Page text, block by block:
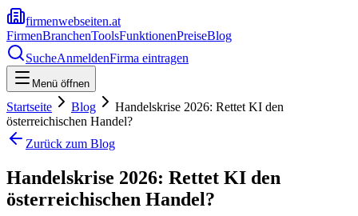
firmenwebseiten.at
FirmenBranchenToolsFunktionenPreiseBlog
SucheAnmeldenFirma eintragen
Menü öffnen
Startseite Blog
Handelskrise 2026: Rettet KI den
österreichischen Handel?
Zurück zum Blog
Handelskrise 2026: Rettet KI den
österreichischen Handel?